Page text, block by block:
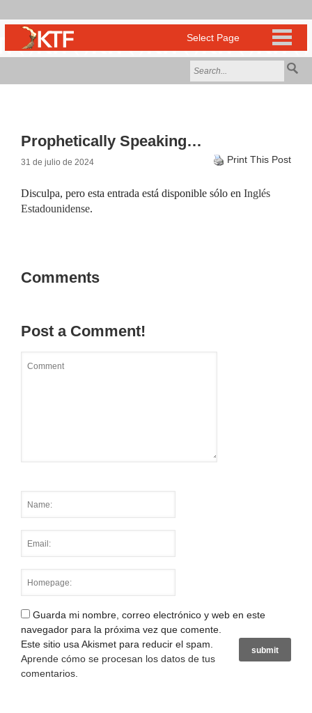
Prophetically Speaking…
31 de julio de 2024 Print This Post
Disculpa, pero esta entrada está disponible sólo en Inglés
Estadounidense.
Comments
Post a Comment!
Guarda mi nombre, correo electrónico y web en este
navegador para la próxima vez que comente.
Este sitio usa Akismet para reducir el spam.
Aprende cómo se procesan los datos de tus
comentarios